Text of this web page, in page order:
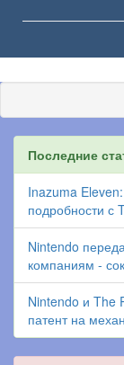
Последние
Inazuma
подробности с
Nintendo
компаниям -
Nintendo и The
патент на